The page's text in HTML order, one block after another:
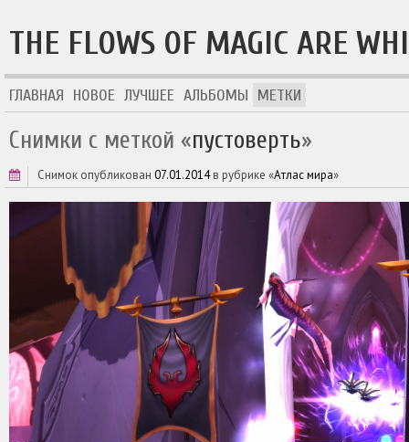
THE FLOWS OF MAGIC ARE
ГЛАВНАЯ НОВОЕ ЛУЧШЕЕ АЛЬБОМЫ МЕТКИ
Снимки с меткой «пустоверть»
снимок опубликован 07.01.2014в рубрике «Атлас мира»